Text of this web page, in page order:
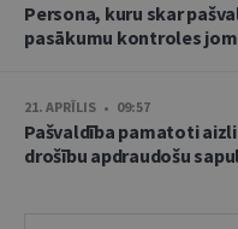
Persona, kuru skar
pasākumu kontroles
21. APRĪLIS • 09:57
Pašvaldība pamatoti
drošību apdraudošu